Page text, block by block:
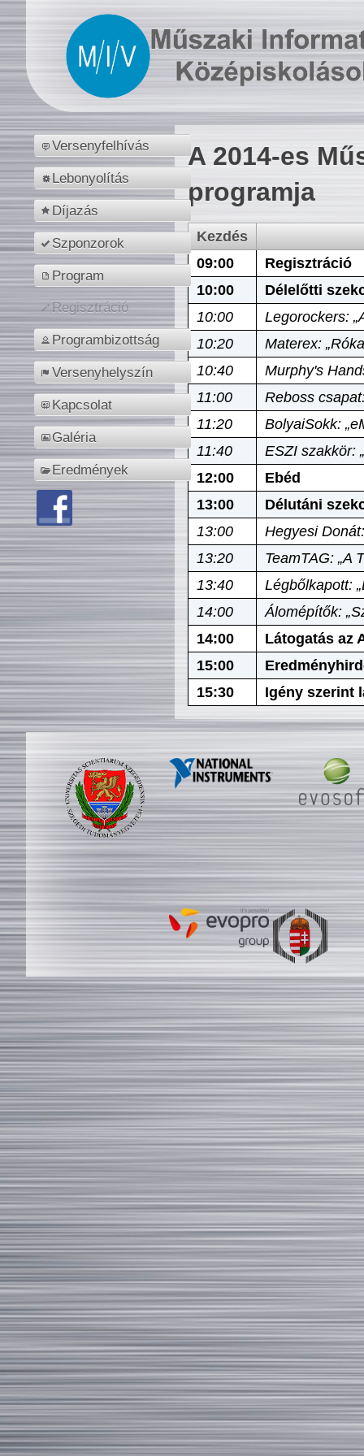
Versenyfelhívás
Lebonyolítás
Díjazás
Szponzorok
Program
Regisztráció
Programbizottság
Versenyhelyszín
Kapcsolat
Galéria
Eredmények
A 2014-es
programja
Kezdés
09:00
Regisztráció
10:00
Délelőtti
10:00
Legorockers:
10:20
Materex:
10:40
Murphy's
11:00
Reboss
11:20
BolyaiSokk:
11:40
ESZI szakkör:
12:00
Ebéd
13:00
Délutáni
13:00
Hegyesi
13:20
TeamTAG: „A
13:40
Légbőlkapott:
14:00
Álomépítők:
14:00
Látogatás az
15:00
15:30
Igény szerint